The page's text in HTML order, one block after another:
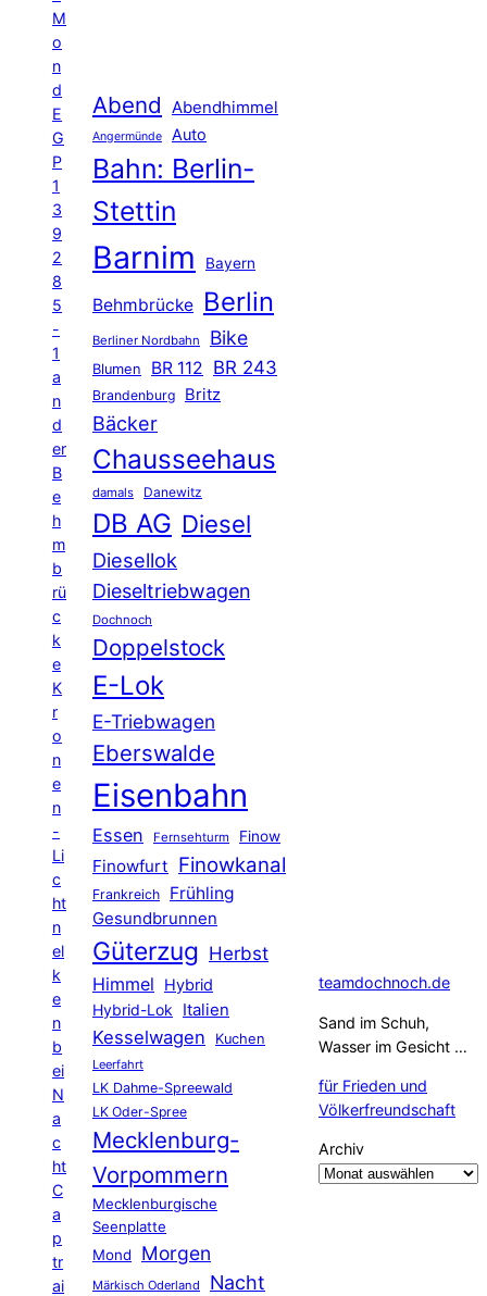
M
o
n
d
E
G
P
1
3
9
2
8
5
-
1
a
n
d
er
B
e
h
m
b
rü
c
k
e
K
r
o
n
e
n
-
Li
c
ht
n
el
k
e
n
b
ei
N
a
c
ht
C
a
p
tr
ai
Abend Abendhimmel
Angermünde Auto
Bahn: Berlin-
Stettin
Barnim Bayern
Behmbrücke Berlin
Berliner Nordbahn Bike
Blumen BR 112 BR 243
Brandenburg Britz
Bäcker
Chausseehaus
damals Danewitz
DB AG Diesel
Diesellok
Dieseltriebwagen
Dochnoch
Doppelstock
E-Lok
E-Triebwagen
Eberswalde
Eisenbahn
Essen Fernsehturm Finow
Finowfurt Finowkanal
Frankreich Frühling
Gesundbrunnen
Güterzug Herbst
Himmel
Hybrid
Hybrid-Lok Italien
Kesselwagen Kuchen
Leerfahrt
LK Dahme-Spreewald
LK Oder-Spree
Mecklenburg-
Vorpommern
Mecklenburgische
Seenplatte
Mond
Morgen
Märkisch Oderland Nacht
teamdochnoch.de
Sand im Schuh,
Wasser im Gesicht …
für Frieden und
Völkerfreundschaft
Archiv